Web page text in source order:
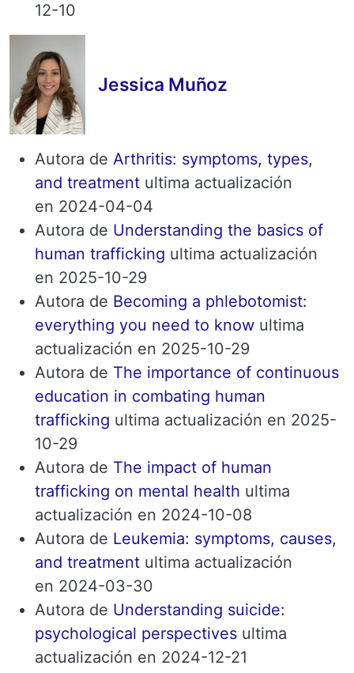
12-10
Jessica Muñoz
Autora de Arthritis: symptoms, types,
and treatment ultima actualización
en 2024-04-04
Autora de Understanding the basics of
human trafficking ultima actualización
en 2025-10-29
Autora de Becoming a phlebotomist:
everything you need to know ultima
actualización en 2025-10-29
Autora de The importance of continuous
education in combating human
trafficking ultima actualización en 2025-
10-29
Autora de The impact of human
trafficking on mental health ultima
actualización en 2024-10-08
Autora de Leukemia: symptoms, causes,
and treatment ultima actualización
en 2024-03-30
Autora de Understanding suicide:
psychological perspectives ultima
actualización en 2024-12-21